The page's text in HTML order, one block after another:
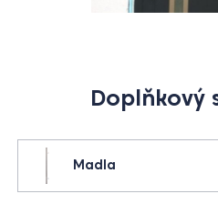
Doplňkový
Madla